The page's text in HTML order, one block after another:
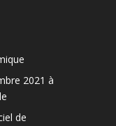
2021 à
de